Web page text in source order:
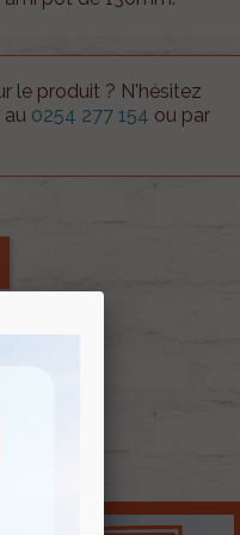
le produit ? N'hésitez
0254 277 154 ou par